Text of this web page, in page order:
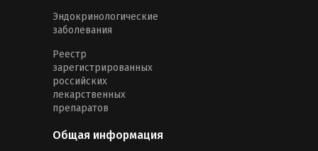
Эндокринологические
заболевания
Реестр
зарегистрированных
российских
лекарственных
препаратов
Общая информация